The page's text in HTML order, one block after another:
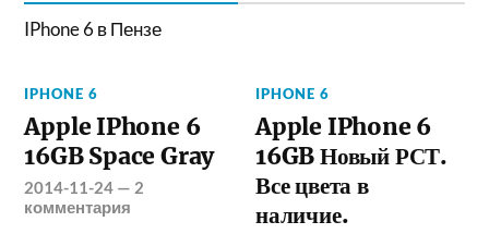
IPhone 6 в Пензе
IPHONE 6
Apple IPhone 6
16GB Space Gray
2014-11-24 — 2
комментария
IPHONE 6
Apple IPhone 6
16GB Новый РСТ.
Все цвета в
наличие.